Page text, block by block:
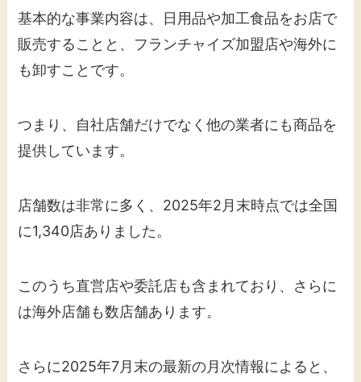
基本的な事業内容は、日用品や加工食品をお店で
販売することと、フランチャイズ加盟店や海外に
も卸すことです。
つまり、自社店舗だけでなく他の業者にも商品を
提供しています。
店舗数は非常に多く、2025年2月末時点では全国
に1,340店ありました。
このうち直営店や委託店も含まれており、さらに
は海外店舗も数店舗あります。
さらに2025年7月末の最新の月次情報によると、